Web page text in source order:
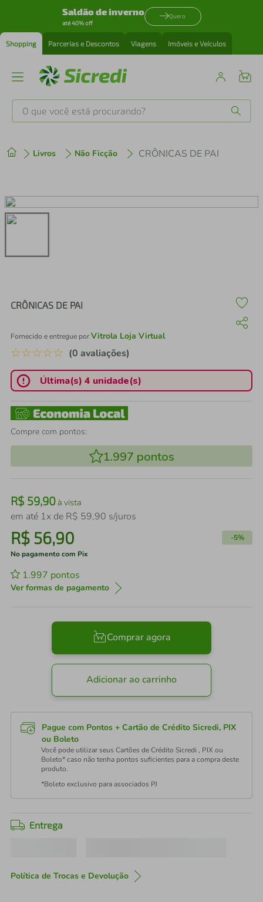
Saldão de inverno
até 40% off
Quero
Shopping Parcerias e Descontos Viagens Imóveis e Veículos
O que você está procurando?
Livros Não Ficção CRÔNICAS DE PAI
CRÔNICAS DE PAI
Fornecido e entregue porVitrola Loja Virtual
☆☆☆☆☆ (0 avaliações)
Última(s) 4 unidade(s)
Compre com pontos:
1.997 pontos
R$ 59,90à vista
em até 1x de R$ 59,90 s/juros
R$ 56,90 -5%
No pagamento com Pix
1.997 pontos
Ver formas de pagamento
Comprar agora
Adicionar ao carrinho
Pague com Pontos + Cartão de Crédito Sicredi, PIX
ou Boleto
Você pode utilizar seus Cartões de Crédito Sicredi , PIX ou
Boleto* caso não tenha pontos suficientes para a compra deste
produto.
*Boleto exclusivo para associados PJ
Entrega
Política de Trocas e Devolução
2º cafeteira